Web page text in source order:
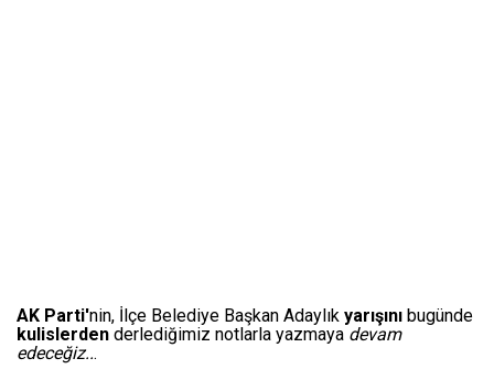
AK Parti'nin, İlçe Belediye Başkan Adaylık yarışını bugünde
kulislerden derlediğimiz notlarla yazmaya devam
edeceğiz...